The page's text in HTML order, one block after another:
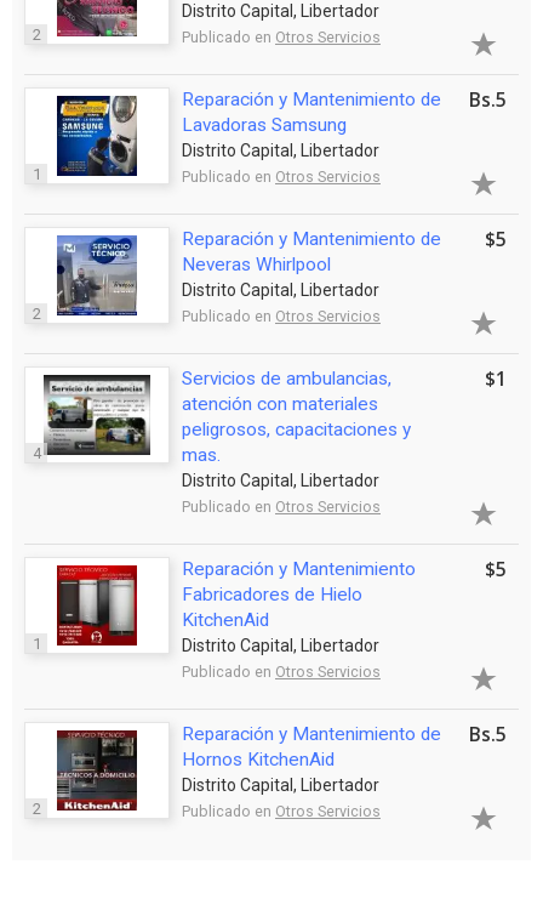
2
Distrito Capital, Libertador
Publicado en Otros Servicios
1
Reparación y Mantenimiento de
Lavadoras Samsung
Distrito Capital, Libertador
Publicado en Otros Servicios
Bs.5
2
Reparación y Mantenimiento de
Neveras Whirlpool
Distrito Capital, Libertador
Publicado en Otros Servicios
$5
4
Servicios de ambulancias,
atención con materiales
peligrosos, capacitaciones y
mas.
Distrito Capital, Libertador
Publicado en Otros Servicios
$1
1
Reparación y Mantenimiento
Fabricadores de Hielo
KitchenAid
Distrito Capital, Libertador
Publicado en Otros Servicios
$5
2
Reparación y Mantenimiento de
Hornos KitchenAid
Distrito Capital, Libertador
Publicado en Otros Servicios
Bs.5